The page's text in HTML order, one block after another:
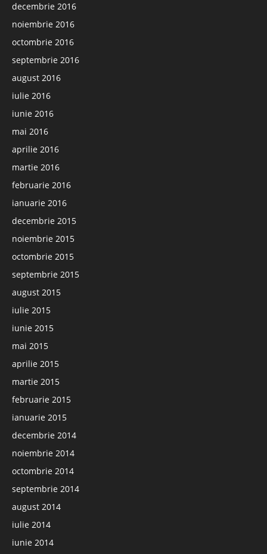
decembrie 2016
noiembrie 2016
octombrie 2016
septembrie 2016
august 2016
iulie 2016
iunie 2016
mai 2016
aprilie 2016
martie 2016
februarie 2016
ianuarie 2016
decembrie 2015
noiembrie 2015
octombrie 2015
septembrie 2015
august 2015
iulie 2015
iunie 2015
mai 2015
aprilie 2015
martie 2015
februarie 2015
ianuarie 2015
decembrie 2014
noiembrie 2014
octombrie 2014
septembrie 2014
august 2014
iulie 2014
iunie 2014